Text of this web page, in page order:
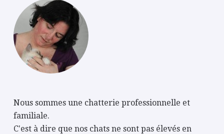
Nous sommes une chatterie professionnelle et
familiale.
C'est à dire que nos chats ne sont pas élevés en